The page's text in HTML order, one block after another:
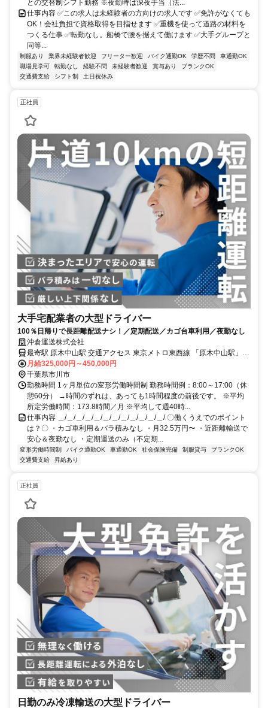
との交替制シフト勤務 ※夜勤時は深夜手当（法...
仕事内容 ✅この求人は未経験者の方向けの求人です ✅免許がなくても
OK！会社負担で資格取得を目指せます ✅重機を使って道路の材料を
つくる仕事 ✅転勤なし。船橋で腰を据えて働けます ✅大手グループと
同等...
制服あり 業界未経験者歓迎 フリーター歓迎 バイク通勤OK 学歴不問
車通勤OK
職場見学可
転勤なし 経験不問 未経験者歓迎 賞与あり
ブランクOK
交通費支給
シフト制 土日祝休み
正社員
大手宅配業者の大型ドライバー
100％日帰りで長距離配送ナシ！／定期配送／カゴ台車利用／夜勤なし
沖倉運送株式会社
最寄駅 原木中山駅 交通アクセス 東京メトロ東西線 「原木中山駅」よ
り徒歩17分
月給325,000円～450,000円
千葉県市川市
勤務時間 1ヶ月単位の変形労働時間制 勤務時間例：8:00～17:00（休
憩60分） →時間のずれは、あっても1時間程度の前後です。 ※平均
所定労働時間：173.8時間／月 ※平均して週40時...
仕事内容 ＿/＿/＿/＿/＿/＿/＿/＿/＿/＿/＿/＿/ 〇働くうえでのポイント
は？〇 ・カゴ車利用＆バラ積みなし ・月32.5万円〜 ・近距離輸送で
安心＆夜勤なし ・定期運送のみ（不定期...
変形労働時間制 バイク通勤OK 車通勤OK 社会保険完備 制服貸与
ブランクOK
交通費支給
昇給あり
正社員
日勤のみ冷凍輸送の大型ドライバー